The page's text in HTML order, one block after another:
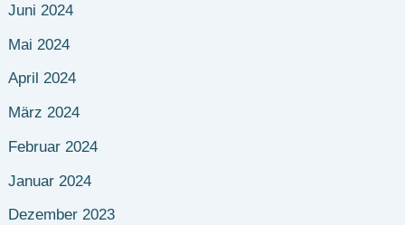
Juni 2024
Mai 2024
April 2024
März 2024
Februar 2024
Januar 2024
Dezember 2023